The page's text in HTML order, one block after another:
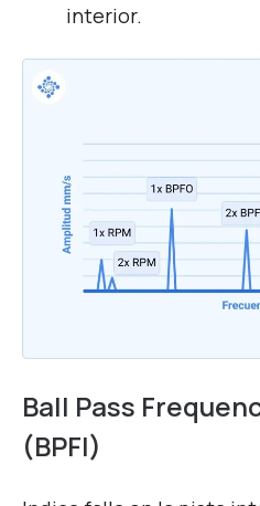
interior.
Ball Pass
(BPFI)